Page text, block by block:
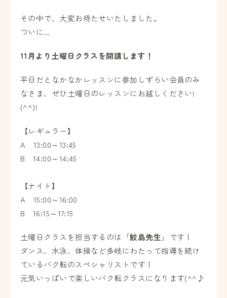
その中で、大変お待たせいたしました。
ついに…
11月より土曜日クラスを開講します！
平日だとなかなかレッスンに参加しずらい会員のみ
なさま、ぜひ土曜日のレッスンにお越しください!
(^^)!
【レギュラー】
A 13:00～13:45
B 14:00～14:45
【ナイト】
A 15:00～16:00
B 16:15～17:15
土曜日クラスを担当するのは「鮫島先生 」です！
ダンス、水泳、体操など多岐にわたって指導を続け
ているバク転のスペシャリストです！
元気いっぱいで楽しいバク転クラスになります(^^♪